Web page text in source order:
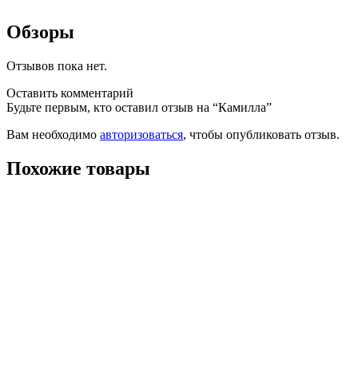
Обзоры
Отзывов пока нет.
Оставить комментарий
Будьте первым, кто оставил отзыв на “Камилла”
Вам необходимо авторизоваться, чтобы опубликовать отзыв.
Похожие товары